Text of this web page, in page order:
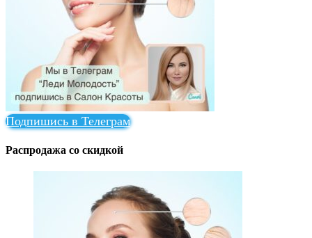
Подпишись в Телеграм
Распродажа со скидкой